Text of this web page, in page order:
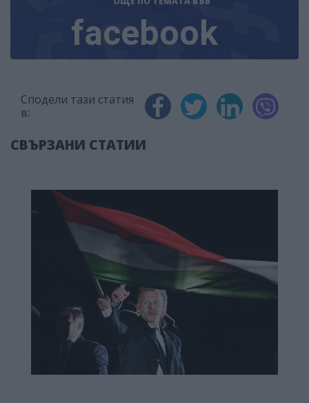
facebook
Сподели тази статия
в:
СВЪРЗАНИ СТАТИИ